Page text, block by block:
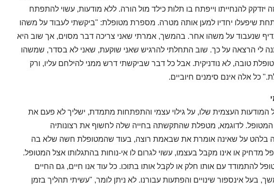
להנחייתו וייפתח בו תלות כילד מול הורה. ללא מודעות, עשוי להתפתח
שיפעלו יחדיו למען אותה מטרה. מספרת מטופלת: "ביקשתי לעבוד על משהו
שנעבוד על משהו אחר. בהמשך, אמרתי שאני צריכה דבר מסוים, אך שוב היא
לי הרצאה על כך. שוב התחלתי להרגיש שאני שוקעת, שאני לא בסדר, שמשהו
טובה, לא נודניקית. אבל כל דבר שביקשתי דרש ממני להילחם עליו, ורק
כל אלה אינם סימנים חיוביים.
המודעות העצמית שלו, על גילוי עצמי והתפתחות מתמדת, ישליך לא פעם את
המטופל. לדוגמא, מטפלת שהתקשתה בחייה שלה לחשוף את רצונותיה
בלהט על שאינה אומרת את שבאמת רוצה, בעוד שהמטופלת חשה שלא בה
או אינו מקבל בעצמו, עשוי לגרום לו אי-נוחות בהתגלותו אצל המטופל.
להתמודד עם אותו חלק או לקבל אותו בתוכו. כל עוד אנו חיים, גם החיים
בעל אינספור שינויים והפתעות עבורנו. לא ניתן לומר, "עשיתי תהליך בזמן